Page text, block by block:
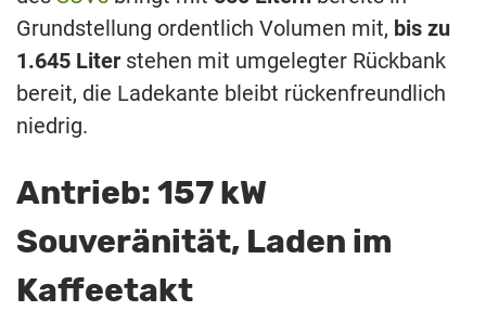
Grundstellung ordentlich Volumen mit, bis zu
1.645 Liter stehen mit umgelegter Rückbank
bereit, die Ladekante bleibt rückenfreundlich
niedrig.
Antrieb: 157 kW
Souveränität, Laden im
Kaffeetakt